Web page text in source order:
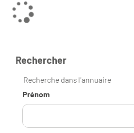
Rechercher
Recherche dans l'annuaire
Prénom